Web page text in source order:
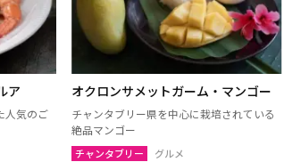
ア
人気のご
オクロンサメットガーム・マンゴー
チャンタブリー県を中心に栽培されている
絶品マンゴー
チャンタブリー グルメ